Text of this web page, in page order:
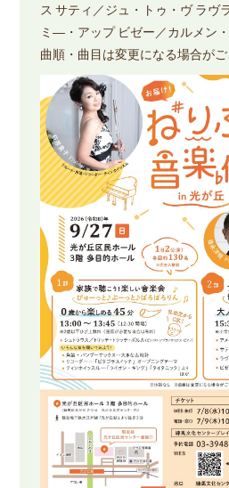
ス サティ／ジュ・トゥ・ヴ ラヴ
ミ―・アップ ビゼー／カルメ
曲順・曲目は変更になる場合がご